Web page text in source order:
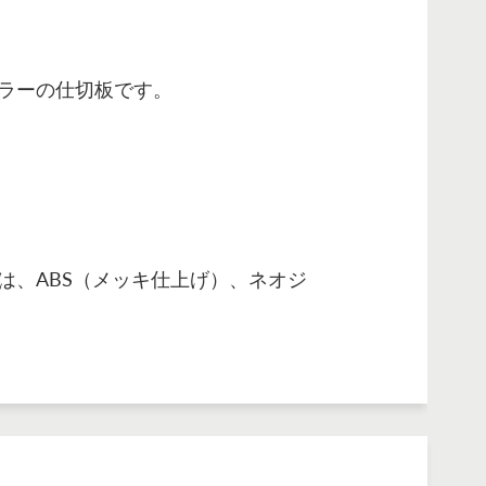
ーの仕切板です。
、ABS（メッキ仕上げ）、ネオジ